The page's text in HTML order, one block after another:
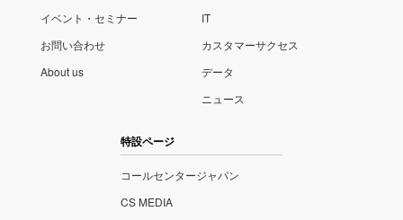
イベント・セミナー
お問い合わせ
About us
IT
カスタマーサクセス
データ
ニュース
特設ページ
コールセンタージャパン
CS MEDIA